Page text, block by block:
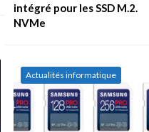
intégré pour les SSD M.2.
NVMe
Actualités informatique